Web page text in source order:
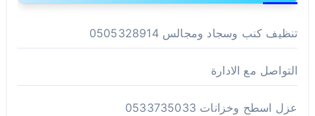
تنظيف كنب وسجاد ومجالس 0505328914
التواصل مع الادارة
عزل اسطح وخزانات 0533735033